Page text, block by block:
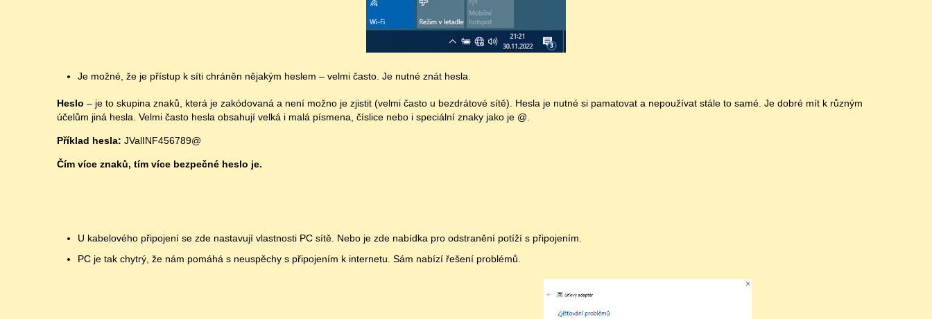
Je možné, že je přístup k síti chráněn nějakým heslem – velmi často. Je nutné znát hesla.
Heslo – je to skupina znaků, která je zakódovaná a není možno je zjistit (velmi často u bezdrátové sítě). Hesla je nutné si pamatovat a nepoužívat stále to samé. Je dobré mít k různým
účelům jiná hesla. Velmi často hesla obsahují velká i malá písmena, číslice nebo i speciální znaky jako je @.
Příklad hesla: JValINF456789@
Čím více znaků, tím více bezpečné heslo je.
U kabelového připojení se zde nastavují vlastnosti PC sítě. Nebo je zde nabídka pro odstranění potíží s připojením.
PC je tak chytrý, že nám pomáhá s neuspěchy s připojením k internetu. Sám nabízí řešení problémů.